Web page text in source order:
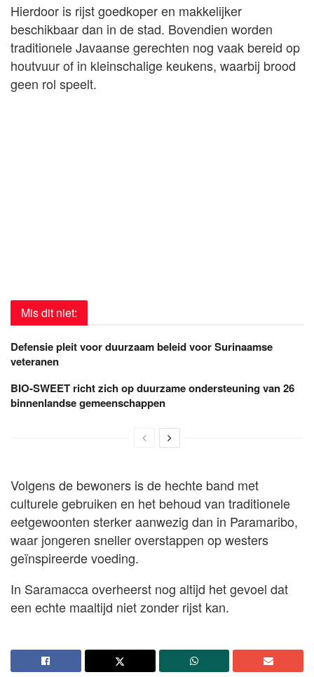
Hierdoor is rijst goedkoper en makkelijker
beschikbaar dan in de stad. Bovendien worden
traditionele Javaanse gerechten nog vaak bereid op
houtvuur of in kleinschalige keukens, waarbij brood
geen rol speelt.
Mis dit niet:
Defensie pleit voor duurzaam beleid voor Surinaamse
veteranen
BIO-SWEET richt zich op duurzame ondersteuning van 26
binnenlandse gemeenschappen
Volgens de bewoners is de hechte band met
culturele gebruiken en het behoud van traditionele
eetgewoonten sterker aanwezig dan in Paramaribo,
waar jongeren sneller overstappen op westers
geïnspireerde voeding.
In Saramacca overheerst nog altijd het gevoel dat
een echte maaltijd niet zonder rijst kan.